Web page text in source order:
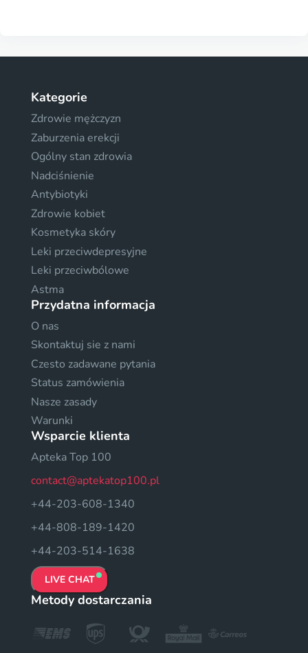
Kategorie
Zdrowie mężczyzn
Zaburzenia erekcji
Ogólny stan zdrowia
Nadciśnienie
Antybiotyki
Zdrowie kobiet
Kosmetyka skóry
Leki przeciwdepresyjne
Leki przeciwbólowe
Astma
Przydatna informacja
O nas
Skontaktuj sie z nami
Czesto zadawane pytania
Status zamówienia
Nasze zasady
Warunki
Wsparcie klienta
Apteka Top 100
contact@aptekatop100.pl
+44-203-608-1340
+44-808-189-1420
+44-203-514-1638
LIVE CHAT
Metody dostarczania